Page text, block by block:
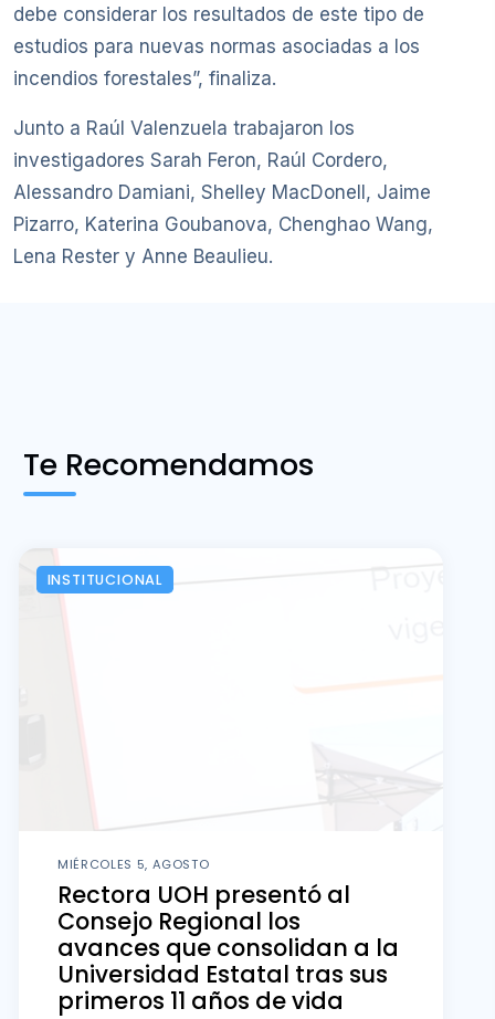
debe considerar los resultados de este tipo de
estudios para nuevas normas asociadas a los
incendios forestales”, finaliza.
Junto a Raúl Valenzuela trabajaron los
investigadores Sarah Feron, Raúl Cordero,
Alessandro Damiani, Shelley MacDonell, Jaime
Pizarro, Katerina Goubanova, Chenghao Wang,
Lena Rester y Anne Beaulieu.
Te Recomendamos
INSTITUCIONAL
MIÉRCOLES 5, AGOSTO
Rectora UOH presentó al
Consejo Regional los
avances que consolidan a la
Universidad Estatal tras sus
primeros 11 años de vida